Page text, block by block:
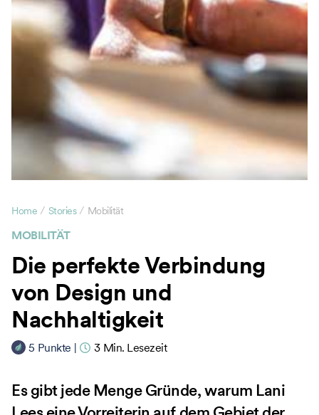
MOBILITÄT
Home / Stories / Mobilität
Die perfekte Verbindung
von Design und
Nachhaltigkeit
5 Punkte | 3 Min. Lesezeit
Es gibt jede Menge Gründe, warum Lani